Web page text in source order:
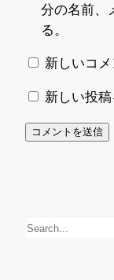
分の名前、
る。
新しいコ
新しい投
検